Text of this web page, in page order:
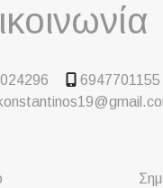
6947701155